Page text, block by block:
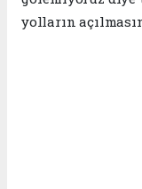
yolların